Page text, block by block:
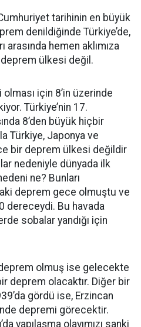
tarihinin en büyük
denildiğinde Türkiye’de,
hemen aklımıza
ülkesi değil.
için 8’in üzerinde
Türkiye’nin 17.
8’den büyük hiçbir
Türkiye, Japonya ve
bir deprem ülkesi değildir
nedeniyle dünyada ilk
ne? Bunları
deprem gece olmuştu ve
dereceydi. Bu havada
sobalar yandığı için
olmuş ise gelecekte
deprem olacaktır. Diğer bir
gördü ise, Erzincan
depremi görecektir.
yapılaşma olayımızı sanki